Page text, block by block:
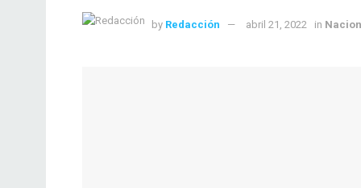
by Redacción abril 21, 2022 in